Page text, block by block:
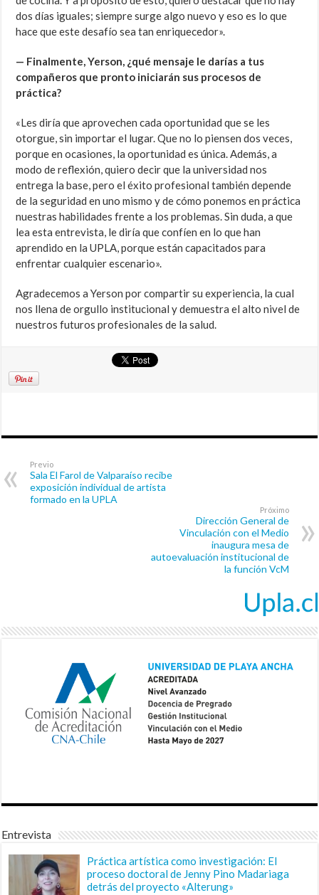
dos días iguales; siempre surge algo nuevo y eso es lo que
hace que este desafío sea tan enriquecedor».
— Finalmente, Yerson, ¿qué mensaje le darías a tus
compañeros que pronto iniciarán sus procesos de
práctica?
«Les diría que aprovechen cada oportunidad que se les
otorgue, sin importar el lugar. Que no lo piensen dos veces,
porque en ocasiones, la oportunidad es única. Además, a
modo de reflexión, quiero decir que la universidad nos
entrega la base, pero el éxito profesional también depende
de la seguridad en uno mismo y de cómo ponemos en práctica
nuestras habilidades frente a los problemas. Sin duda, a que
lea esta entrevista, le diría que confíen en lo que han
aprendido en la UPLA, porque están capacitados para
enfrentar cualquier escenario».
Agradecemos a Yerson por compartir su experiencia, la cual
nos llena de orgullo institucional y demuestra el alto nivel de
nuestros futuros profesionales de la salud.
Previo
Sala El Farol de Valparaíso recibe
exposición individual de artista
formado en la UPLA
Próximo
Dirección General de
Vinculación con el Medio
inaugura mesa de
autoevaluación institucional de
la función VcM
Entrevista
Práctica artística como investigación: El
proceso doctoral de Jenny Pino Madariaga
detrás del proyecto «Alterung»